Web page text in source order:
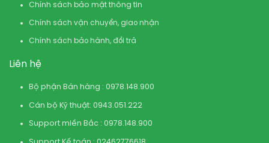
Chính sách bảo mật thông tin
Chính sách vận chuyển, giao nhận
Chính sách bảo hành, đổi trả
Liên hệ
Bộ phận Bán hàng : 0978.148.900
Cán bộ Kỹ thuật: 0943.051.222
Support miền Bắc : 0978.148.900